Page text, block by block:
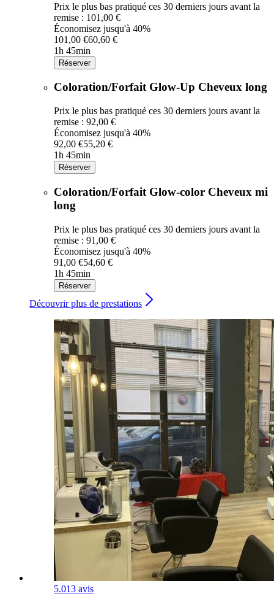
Prix le plus bas pratiqué ces 30 derniers jours avant la
remise : 101,00 €
Économisez jusqu'à 40%
101,00 €60,60 €
1h 45min
Réserver
Coloration/Forfait Glow-Up Cheveux long
Prix le plus bas pratiqué ces 30 derniers jours avant la
remise : 92,00 €
Économisez jusqu'à 40%
92,00 €55,20 €
1h 45min
Réserver
Coloration/Forfait Glow-color Cheveux mi
long
Prix le plus bas pratiqué ces 30 derniers jours avant la
remise : 91,00 €
Économisez jusqu'à 40%
91,00 €54,60 €
1h 45min
Réserver
Découvrir plus de prestations
5.013 avis